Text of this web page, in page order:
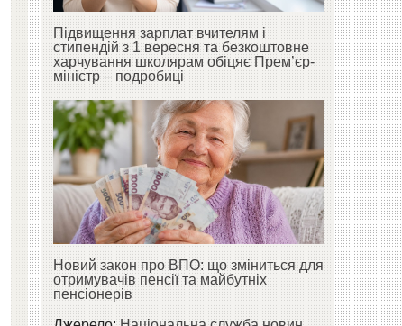
Підвищення зарплат вчителям і
стипендій з 1 вересня та безкоштовне
харчування школярам обіцяє Прем’єр-
міністр – подробиці
Новий закон про ВПО: що зміниться для
отримувачів пенсії та майбутніх
пенсіонерів